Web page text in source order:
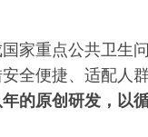
家重点公共卫生
全便捷、适配人
的原创研发，以